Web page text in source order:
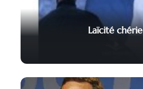
Laïcité chérie